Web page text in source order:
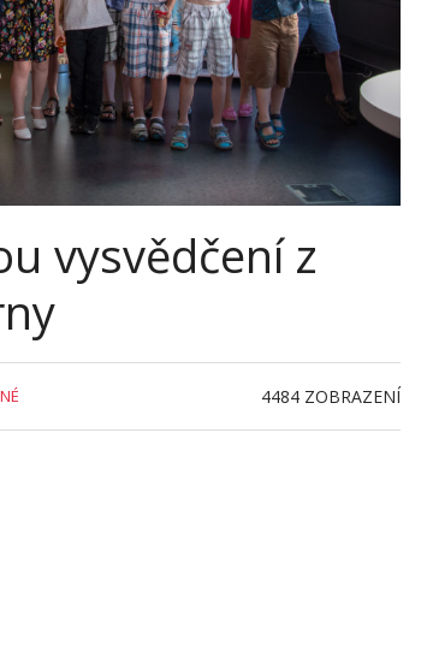
vysvědčení z
4484 ZOBRAZENÍ